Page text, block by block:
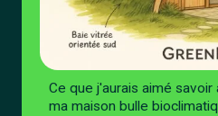
Ce que j'aurais aimé
ma maison bulle